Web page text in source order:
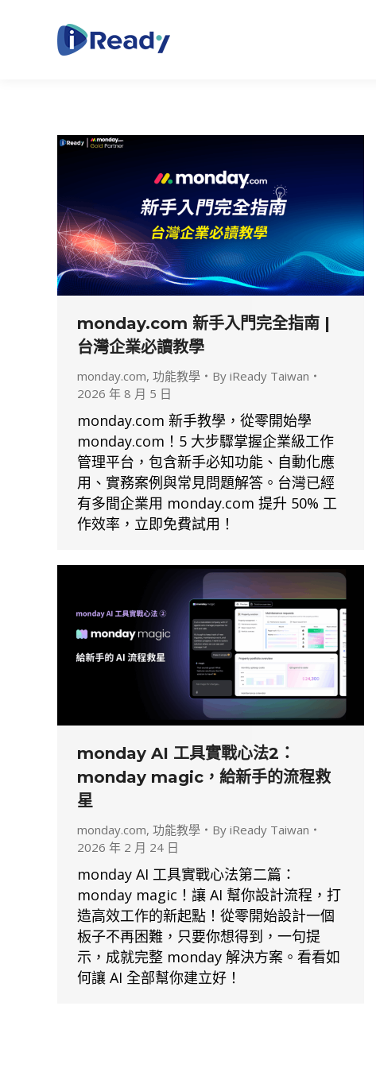
monday.com 新手入門完全指南 |
台灣企業必讀教學
monday.com, 功能教學 By iReady Taiwan
2026 年 8 月 5 日
monday.com 新手教學，從零開始學
monday.com！5 大步驟掌握企業級工作
管理平台，包含新手必知功能、自動化應
用、實務案例與常見問題解答。台灣已經
有多間企業用 monday.com 提升 50% 工
作效率，立即免費試用！
monday AI 工具實戰心法2：
monday magic，給新手的流程救
星
monday.com, 功能教學 By iReady Taiwan
2026 年 2 月 24 日
monday AI 工具實戰心法第二篇：
monday magic！讓 AI 幫你設計流程，打
造高效工作的新起點！從零開始設計一個
板子不再困難，只要你想得到，一句提
示，成就完整 monday 解決方案。看看如
何讓 AI 全部幫你建立好！